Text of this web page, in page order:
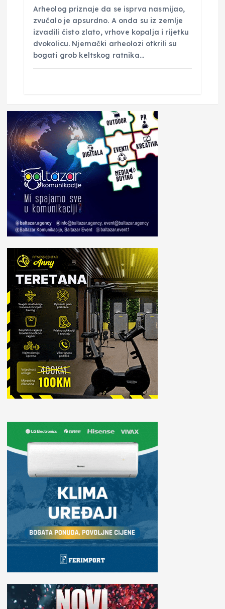
Arheolog priznaje da se isprva nasmijao,
zvučalo je apsurdno. A onda su iz zemlje
izvadili čisto zlato, vrhove kopalja i rijetku
dvokolicu. Njemački arheolozi otkrili su
bogati grob keltskog ratnika…